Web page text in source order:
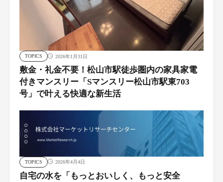
TOPICS 2026年1月31日
敷金・礼金不要！松山市駅徒歩圏内の家具家電
付きマンスリー「Sマンスリー松山市駅東703
号」で叶える快適な新生活
TOPICS 2026年4月4日
自宅の水を「もっとおいしく、もっと安全